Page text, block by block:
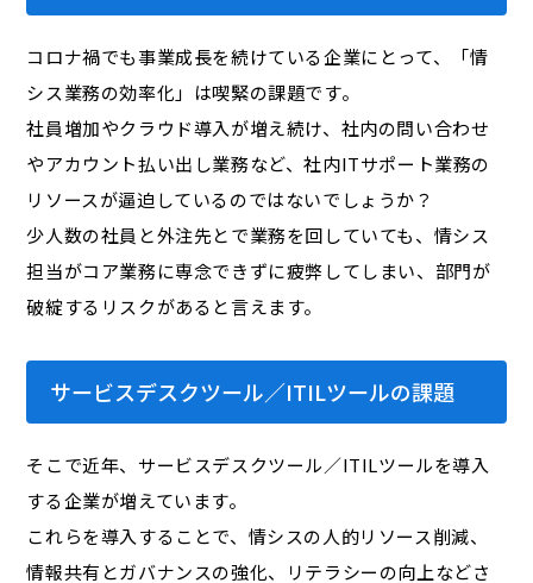
コロナ禍でも事業成長を続けている企業にとって、「情
シス業務の効率化」は喫緊の課題です。
社員増加やクラウド導入が増え続け、社内の問い合わせ
やアカウント払い出し業務など、社内ITサポート業務の
リソースが逼迫しているのではないでしょうか？
少人数の社員と外注先とで業務を回していても、情シス
担当がコア業務に専念できずに疲弊してしまい、部門が
破綻するリスクがあると言えます。
サービスデスクツール／ITILツールの課題
そこで近年、サービスデスクツール／ITILツールを導入
する企業が増えています。
これらを導入することで、情シスの人的リソース削減、
情報共有とガバナンスの強化、リテラシーの向上などさ